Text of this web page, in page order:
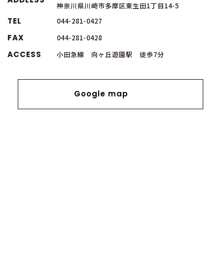
神奈川県川崎市多摩区東生田1丁目14-5
TEL 044-281-0427
FAX 044-281-0428
ACCESS 小田急線 向ヶ丘遊園駅 徒歩7分
Google map